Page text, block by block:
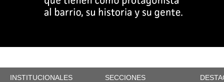
INSTITUCIONALES SECCIONES